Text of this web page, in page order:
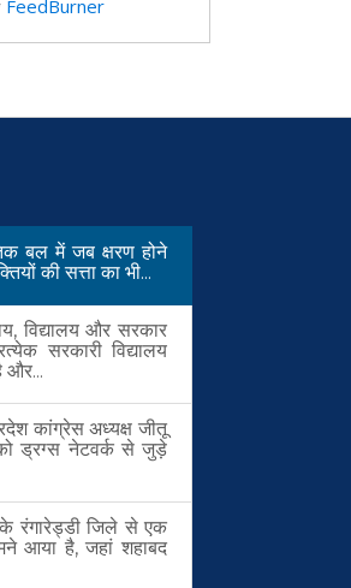
FeedBurner
बल में जब क्षरण होने
की सत्ता का भी...
विद्यालय और सरकार
सरकारी विद्यालय
और...
कांग्रेस अध्यक्ष जीतू
को ड्रग्स नेटवर्क से जुड़े
के रंगारेड्डी जिले से एक
आया है, जहां शहाबद